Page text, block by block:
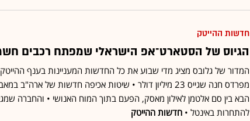
חדשות ההייטק
הגיוס של הסטארט־אפ הישראלי שמפתח רכבים
המדור של גלובס מציג מדי שבוע את כל החדשות המעניינות בענף
להתחרות באינטל • חדשות ההייטק